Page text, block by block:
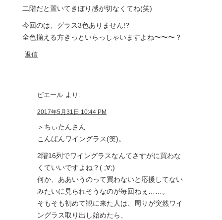
二階だと置いてきぼり感が切なくてね(笑)
今回のは、グラス3色ありません!?
全色揃える方きっといらっしゃいますよね〜〜〜？
返信
ピエール より:
2017年5月31日 10:44 PM
＞ちぃたんさん
こんばんワイングラス(笑)。
2階16列でワイングラスなんてさすがに買わな
くていいですよね？( ;∀;)
何か、ああいうのって買わないと応援してない
みたいに見られそうなのが毎回ねぇ……。
そもそも初めて観に来た人は、周りが突然ワイ
ングラス取り出し始めたら、